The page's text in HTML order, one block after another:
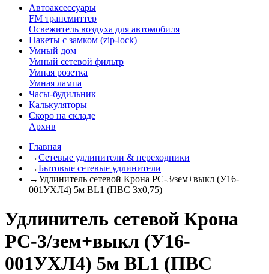
Автоаксессуары
FM трансмиттер
Освежитель воздуха для автомобиля
Пакеты с замком (zip-lock)
Умный дом
Умный сетевой фильтр
Умная розетка
Умная лампа
Часы-будильник
Калькуляторы
Скоро на складе
Архив
Главная
→Сетевые удлинители & переходники
→Бытовые сетевые удлинители
→Удлинитель сетевой Крона РС-3/зем+выкл (У16-
001УХЛ4) 5м BL1 (ПВС 3х0,75)
Удлинитель сетевой Крона
РС-3/зем+выкл (У16-
001УХЛ4) 5м BL1 (ПВС